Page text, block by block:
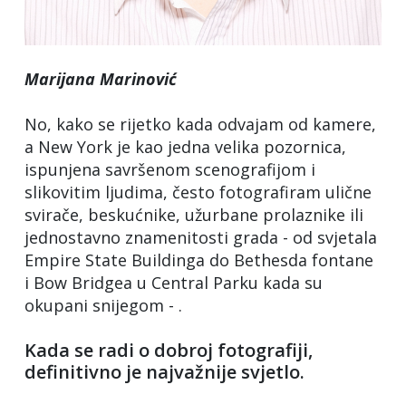
Marijana Marinović
No, kako se rijetko kada odvajam od kamere,
a New York je kao jedna velika pozornica,
ispunjena savršenom scenografijom i
slikovitim ljudima, često fotografiram ulične
svirače, beskućnike, užurbane prolaznike ili
jednostavno znamenitosti grada - od svjetala
Empire State Buildinga do Bethesda fontane
i Bow Bridgea u Central Parku kada su
okupani snijegom - .
Kada se radi o dobroj fotografiji,
definitivno je najvažnije svjetlo.